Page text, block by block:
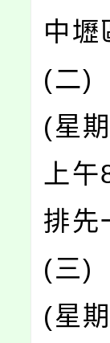
中壢
(二)
(星
上
排先
(三)
(星